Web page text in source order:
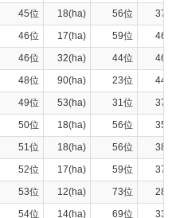
45位 18(ha) 56位
46位 17(ha) 59位
46位 32(ha) 44位
48位 90(ha) 23位
49位 53(ha) 31位
50位 18(ha) 56位
51位 18(ha) 56位
52位 17(ha) 59位
53位 12(ha) 73位
54位 14(ha) 69位